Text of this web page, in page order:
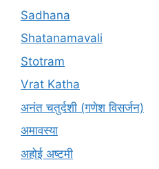
Sadhana
Shatanamavali
Stotram
Vrat Katha
अनंत चतुर्दशी (गणेश विसर्जन)
अमावस्या
अहोई अष्टमी